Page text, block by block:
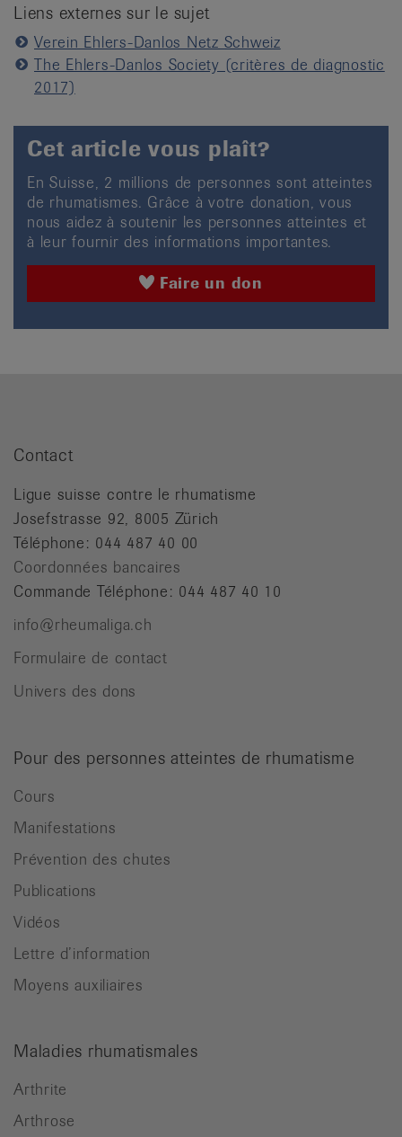
Liens externes sur le sujet
Verein Ehlers-Danlos Netz Schweiz
The Ehlers-Danlos Society (critères de diagnostic
2017)
Cet article vous plaît?
En Suisse, 2 millions de personnes sont atteintes
de rhumatismes. Grâce à votre donation, vous
nous aidez à soutenir les personnes atteintes et
à leur fournir des informations importantes.
Faire un don
Contact
Ligue suisse contre le rhumatisme
Josefstrasse 92, 8005 Zürich
Téléphone: 044 487 40 00
Coordonnées bancaires
Commande Téléphone: 044 487 40 10
info@rheumaliga.ch
Formulaire de contact
Univers des dons
Pour des personnes atteintes de rhumatisme
Cours
Manifestations
Prévention des chutes
Publications
Vidéos
Lettre d’information
Moyens auxiliaires
Maladies rhumatismales
Arthrite
Arthrose